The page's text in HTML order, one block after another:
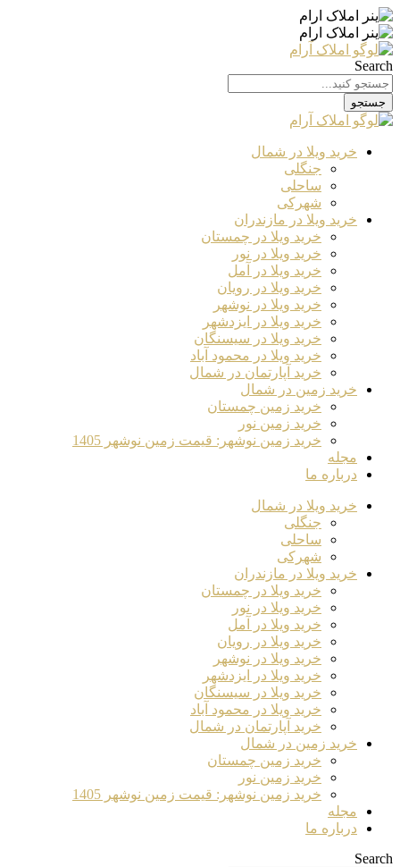
Search
جستجو
خرید ویلا در شمال
جنگلی
ساحلی
شهرکی
خرید ویلا در مازندران
خرید ویلا در چمستان
خرید ویلا در نور
خرید ویلا در آمل
خرید ویلا در رویان
خرید ویلا در نوشهر
خرید ویلا در ایزدشهر
خرید ویلا در سیسنگان
خرید ویلا در محمود آباد
خرید آپارتمان در شمال
خرید زمین در شمال
خرید زمین چمستان
خرید زمین نور
خرید زمین نوشهر: قیمت زمین نوشهر 1405
مجله
درباره ما
خرید ویلا در شمال
جنگلی
ساحلی
شهرکی
خرید ویلا در مازندران
خرید ویلا در چمستان
خرید ویلا در نور
خرید ویلا در آمل
خرید ویلا در رویان
خرید ویلا در نوشهر
خرید ویلا در ایزدشهر
خرید ویلا در سیسنگان
خرید ویلا در محمود آباد
خرید آپارتمان در شمال
خرید زمین در شمال
خرید زمین چمستان
خرید زمین نور
خرید زمین نوشهر: قیمت زمین نوشهر 1405
مجله
درباره ما
Search